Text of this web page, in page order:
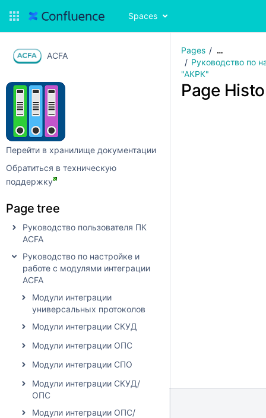
Spaces
ACFA
Перейти в хранилище документации
Обратиться в техническую
поддержку
Page tree
Руководство пользователя ПК
ACFA
Руководство по настройке и
работе с модулями интеграции
ACFA
Модули интеграции
универсальных протоколов
Модули интеграции СКУД
Модули интеграции ОПС
Модули интеграции СПО
Модули интеграции СКУД/
ОПС
Модули интеграции ОПС/
Pages …
Руководство по
"АКРК"
Page